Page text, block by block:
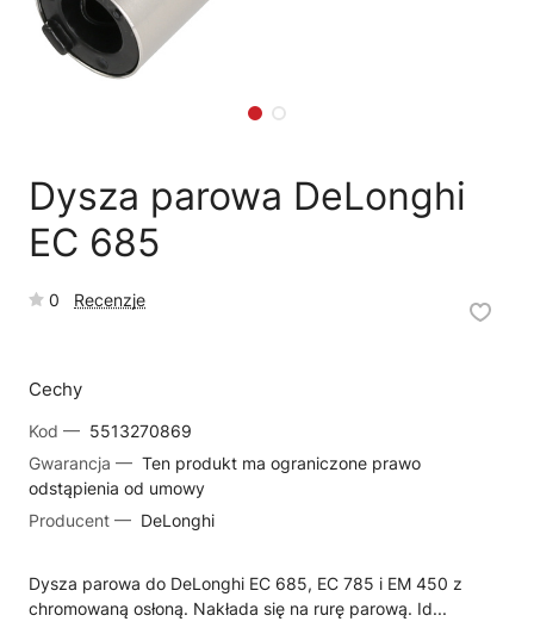
Dysza parowa DeLonghi
EC 685
0 Recenzje
Cechy
Kod — 5513270869
Gwarancja — Ten produkt ma ograniczone prawo
odstąpienia od umowy
Producent — DeLonghi
Dysza parowa do DeLonghi EC 685, EC 785 i EM 450 z
chromowaną osłoną. Nakłada się na rurę parową. Id...
Reklamacja naprawy